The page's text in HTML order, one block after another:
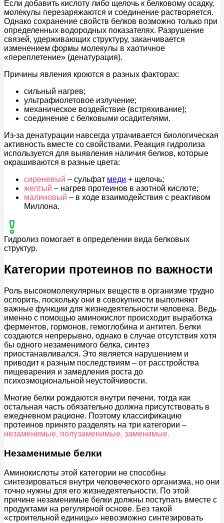
Если добавить кислоту либо щелочь к белковому осадку,
молекулы перезаряжаются и соединение растворяется.
Однако сохранение свойств белков возможно только при
определенных водородных показателях. Разрушение
связей, удерживающих структуру, заканчивается
изменением формы молекулы в хаотичное
«переплетение» (денатурация).
Причины явления кроются в разных факторах:
сильный нагрев;
ультрафиолетовое излучение;
механическое воздействие (встряхивание);
соединение с белковыми осадителями.
Из-за денатурации навсегда утрачивается биологическая
активность вместе со свойствами. Реакция гидролиза
используется для выявления наличия белков, которые
окрашиваются в разные цвета:
сиреневый – сульфат меди + щелочь;
желтый – нагрев протеинов в азотной кислоте;
малиновый – в ходе взаимодействия с реактивом
Миллона.
Гидролиз помогает в определении вида белковых
структур.
Категории протеинов по важности
Роль высокомолекулярных веществ в организме трудно
оспорить, поскольку они в совокупности выполняют
важные функции для жизнедеятельности человека. Ведь
именно с помощью аминокислот происходит выработка
ферментов, гормонов, гемоглобина и антител. Белки
создаются непрерывно, однако в случае отсутствия хотя
бы одного незаменимого белка, синтез
приостанавливался. Это является нарушением и
приводит к разным последствиям – от расстройства
пищеварения и замедления роста до
психоэмоциональной неустойчивости.
Многие белки рождаются внутри печени, тогда как
остальная часть обязательно должна присутствовать в
ежедневном рационе. Поэтому классификацию
протеинов принято разделять на три категории –
незаменимые, полузаменимые, заменимые.
Незаменимые белки
Аминокислоты этой категории не способны
синтезироваться внутри человеческого организма, но они
точно нужны для его жизнедеятельности. По этой
причине незаменимые белки должны поступать вместе с
продуктами на регулярной основе. Без такой
«строительной единицы» невозможно синтезировать